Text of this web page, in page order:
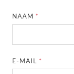
NAAM *
E-MAIL *